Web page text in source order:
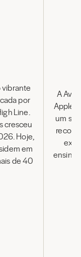
vibrante
por
Line.
cresceu
Hoje,
em
de 40
A
Apple
um
ensino.